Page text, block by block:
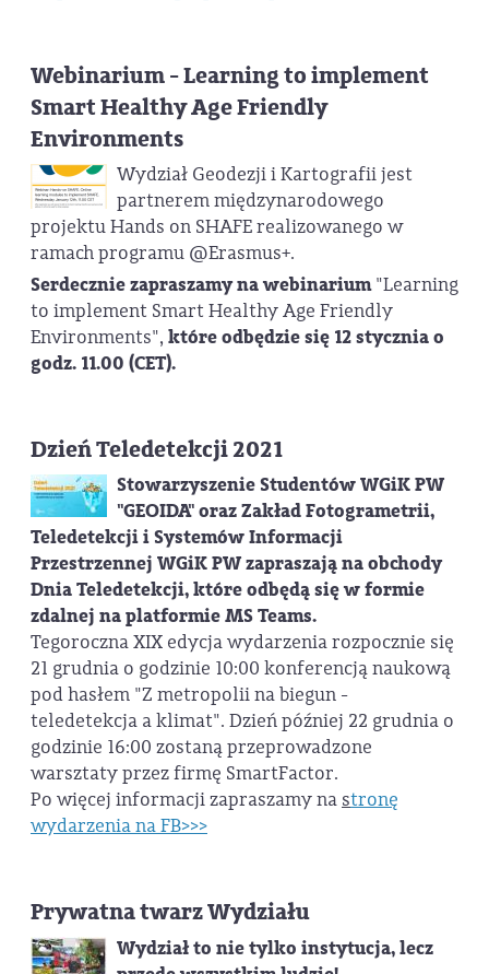
Webinarium - Learning to implement
Smart Healthy Age Friendly
Environments
Wydział Geodezji i Kartografii jest
partnerem międzynarodowego
projektu Hands on SHAFE realizowanego w
ramach programu @Erasmus+.
Serdecznie zapraszamy na webinarium"Learning
to implement Smart Healthy Age Friendly
Environments", które odbędzie się 12 stycznia o
godz. 11.00 (CET).
Dzień Teledetekcji 2021
Stowarzyszenie Studentów WGiK PW
"GEOIDA" oraz Zakład Fotogrametrii,
Teledetekcji i Systemów Informacji
Przestrzennej WGiK PW zapraszają na obchody
Dnia Teledetekcji, które odbędą się w formie
zdalnej na platformie MS Teams.
Tegoroczna XIX edycja wydarzenia rozpocznie się
21 grudnia o godzinie 10:00 konferencją naukową
pod hasłem "Z metropolii na biegun -
teledetekcja a klimat". Dzień później 22 grudnia o
godzinie 16:00 zostaną przeprowadzone
warsztaty przez firmę SmartFactor.
Po więcej informacji zapraszamy na stronę
wydarzenia na FB>>>
Prywatna twarz Wydziału
Wydział to nie tylko instytucja, lecz